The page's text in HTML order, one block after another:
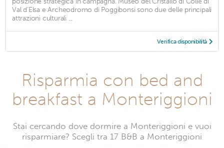
Val d'Elsa e Archeodromo di Poggibonsi sono due delle principali
attrazioni culturali ...
Verifica disponibilità
Risparmia con bed and
breakfast a Monteriggioni
Stai cercando dove dormire a Monteriggioni e vuoi
risparmiare? Scegli tra 17 B&B a Monteriggioni